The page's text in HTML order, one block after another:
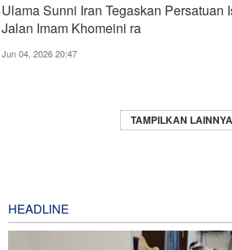
Ulama Sunni Iran Tegaskan Persatuan
Jalan Imam Khomeini ra
Jun 04, 2026 20:47
TAMPILKAN LAINNYA
HEADLINE